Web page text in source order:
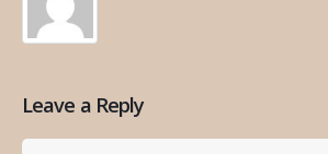
Leave a Reply